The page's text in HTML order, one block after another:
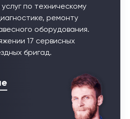
по техническому
ремонту
оборудования.
17 сервисных
бригад.